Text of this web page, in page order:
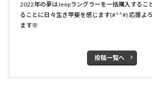
2022年の夢はJeepラングラーを一括購入するこ
ることに日々生き甲斐を感じます(#^^#) 応援よ
ます🌸
投稿一覧へ